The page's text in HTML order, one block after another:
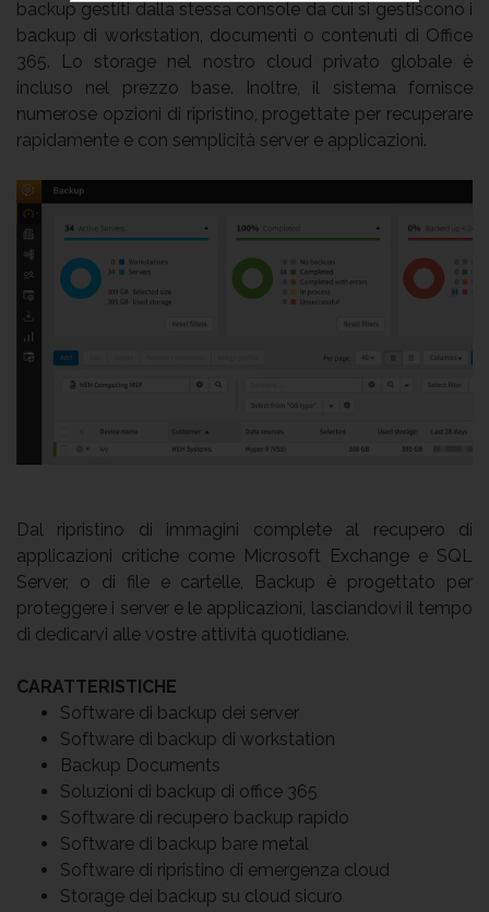
backup gestiti dalla stessa console da cui si gestiscono i
backup di workstation, documenti o contenuti di Office
365. Lo storage nel nostro cloud privato globale è
incluso nel prezzo base. Inoltre, il sistema fornisce
numerose opzioni di ripristino, progettate per recuperare
rapidamente e con semplicità server e applicazioni.
Dal ripristino di immagini complete al recupero di
applicazioni critiche come Microsoft Exchange e SQL
Server, o di file e cartelle, Backup è progettato per
proteggere i server e le applicazioni, lasciandovi il tempo
di dedicarvi alle vostre attività quotidiane.
CARATTERISTICHE
Software di backup dei server
Software di backup di workstation
Backup Documents
Soluzioni di backup di office 365
Software di recupero backup rapido
Software di backup bare metal
Software di ripristino di emergenza cloud
Storage dei backup su cloud sicuro